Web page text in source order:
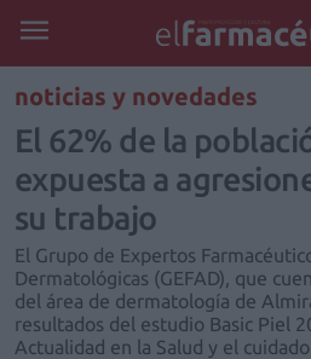
REGÍSTRATE
noticias y novedades
El 62% de la
expuesta a
su trabajo
El Grupo de Expertos
Dermatológicas (GEFAD), que
del área de dermatología de
resultados del estudio Basic Piel
Actualidad en la Salud y el